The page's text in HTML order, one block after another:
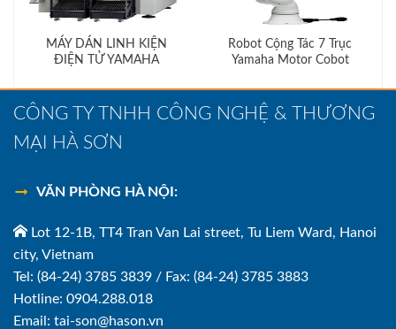
MÁY DÁN LINH KIỆN
ĐIỆN TỬ YAMAHA
Robot Cộng Tác 7 Trục
Yamaha Motor Cobot
CÔNG TY TNHH CÔNG NGHỆ & THƯƠNG
MẠI HÀ SƠN
VĂN PHÒNG HÀ NỘI:
Lot 12-1B, TT4 Tran Van Lai street, Tu Liem Ward, Hanoi
city, Vietnam
Tel: (84-24) 3785 3839 / Fax: (84-24) 3785 3883
Hotline: 0904.288.018
Email: tai-son@hason.vn